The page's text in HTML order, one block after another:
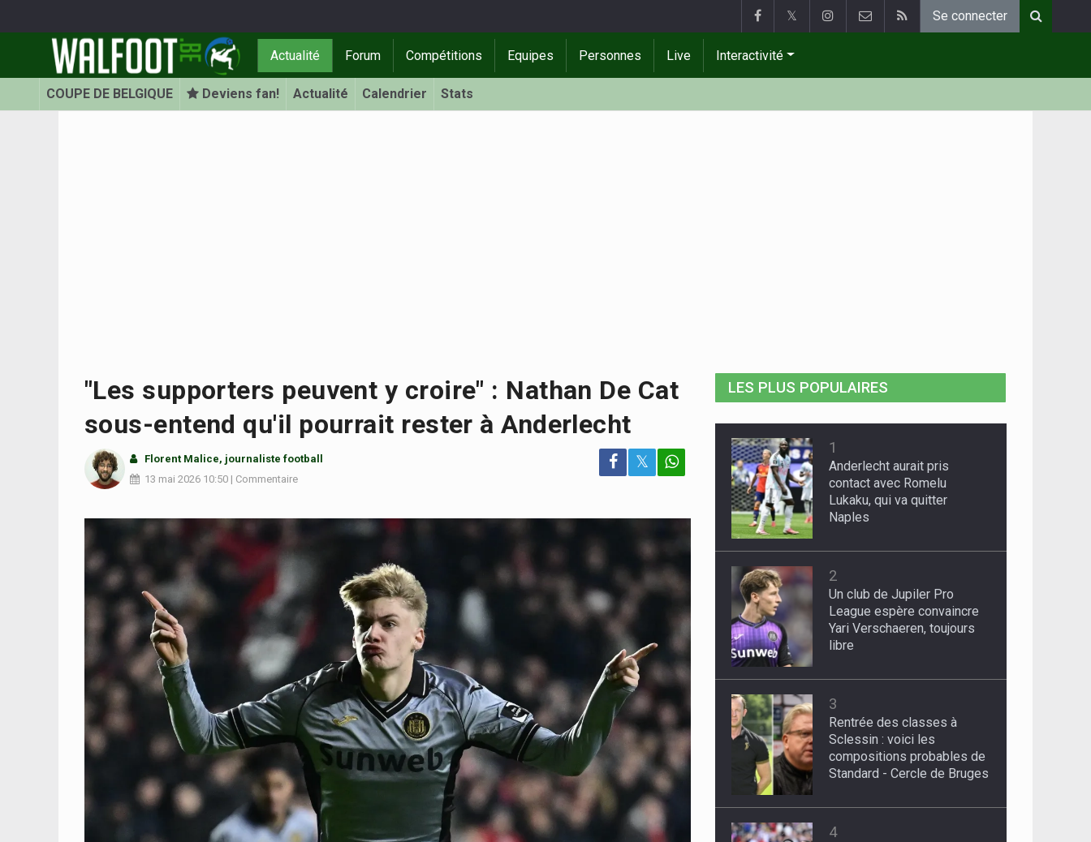
𝕏 Se connecter
Actualité Forum Compétitions Equipes Personnes Live Interactivité
COUPE DE BELGIQUE Deviens fan! Actualité Calendrier Stats
"Les supporters peuvent y croire" : Nathan De Cat
sous-entend qu'il pourrait rester à Anderlecht
Florent Malice, journaliste football
13 mai 2026 10:50 | Commentaire
𝕏
LES PLUS POPULAIRES
1
Anderlecht aurait pris
contact avec Romelu
Lukaku, qui va quitter
Naples
2
Un club de Jupiler Pro
League espère convaincre
Yari Verschaeren, toujours
libre
3
Rentrée des classes à
Sclessin : voici les
compositions probables de
Standard - Cercle de Bruges
4